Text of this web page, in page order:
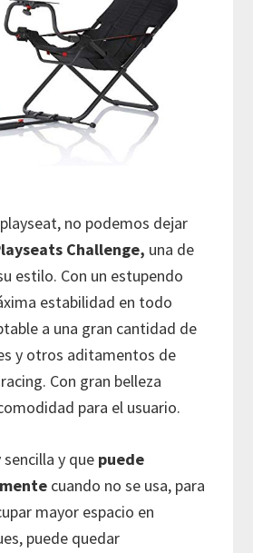
no podemos dejar
Challenge, una de
estilo. Con un estupendo
estabilidad en todo
a una gran cantidad de
y otros aditamentos de
Con gran belleza
para el usuario.
sencilla y que puede
cuando no se usa, para
mayor espacio en
puede quedar